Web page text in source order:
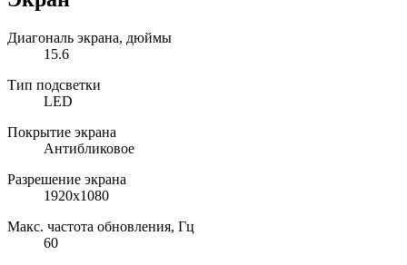
Диагональ экрана, дюймы
15.6
Тип подсветки
LED
Покрытие экрана
Антибликовое
Разрешение экрана
1920x1080
Макс. частота обновления, Гц
60